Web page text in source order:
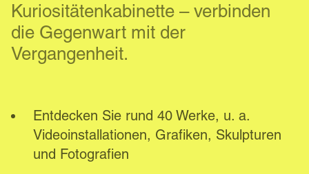
Kuriositätenkabinette – verbinden
die Gegenwart mit der
Vergangenheit.
Entdecken Sie rund 40 Werke, u. a.
Videoinstallationen, Grafiken, Skulpturen
und Fotografien